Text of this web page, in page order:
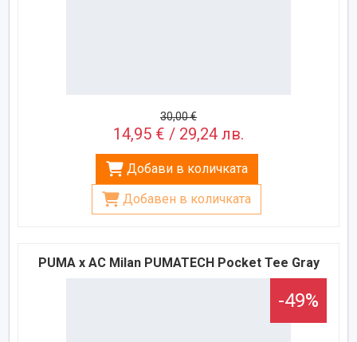
30,00 €
14,95 € / 29,24 лв.
Добави в количката
Добавен в количката
PUMA x AC Milan PUMATECH Pocket Tee Gray
-49%